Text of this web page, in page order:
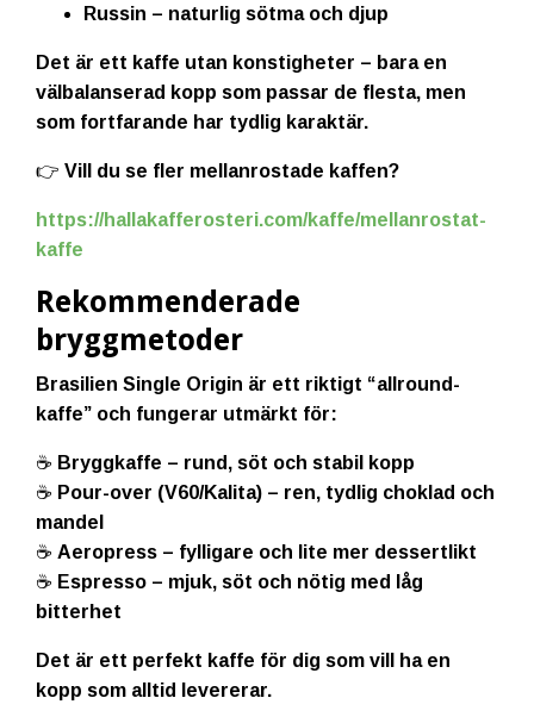
Russin – naturlig sötma och djup
Det är ett kaffe utan konstigheter – bara en
välbalanserad kopp som passar de flesta, men
som fortfarande har tydlig karaktär.
👉 Vill du se fler mellanrostade kaffen?
https://hallakafferosteri.com/kaffe/mellanrostat-
kaffe
Rekommenderade
bryggmetoder
Brasilien Single Origin är ett riktigt “allround-
kaffe” och fungerar utmärkt för:
☕ Bryggkaffe – rund, söt och stabil kopp
☕ Pour-over (V60/Kalita) – ren, tydlig choklad och
mandel
☕ Aeropress – fylligare och lite mer dessertlikt
☕ Espresso – mjuk, söt och nötig med låg
bitterhet
Det är ett perfekt kaffe för dig som vill ha en
kopp som alltid levererar.